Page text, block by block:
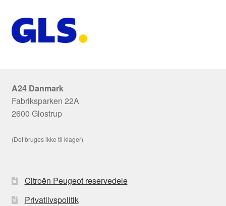
A24 Danmark
Fabriksparken 22A
2600 Glostrup
(Det bruges ikke til klager)
Citroën Peugeot reservedele
Privatlivspolitik